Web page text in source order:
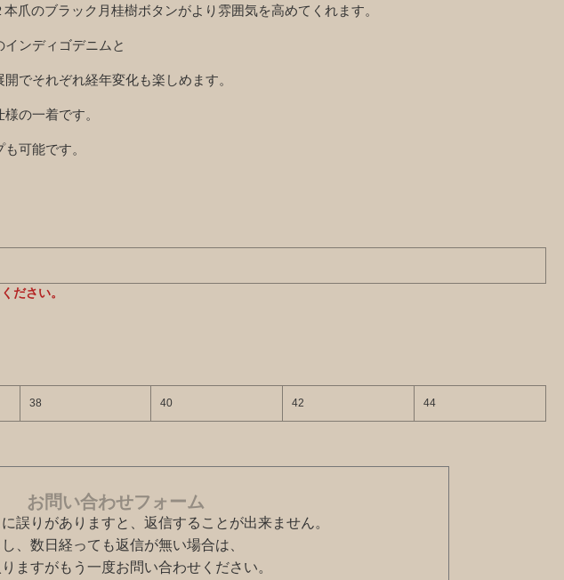
爪のブラック月桂樹ボタンがより雰囲気を高めてくれます。
ンディゴデニムと
でそれぞれ経年変化も楽しめます。
の一着です。
可能です。
ださい。
38 40 42 44
お問い合わせフォーム
誤りがありますと、返信することが出来ません。
し、数日経っても返信が無い場合は、
ますがもう一度お問い合わせください。